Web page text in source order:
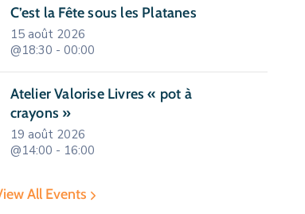
C’est la Fête sous les Platanes
15 août 2026
@18:30 - 00:00
Atelier Valorise Livres « pot à
crayons »
19 août 2026
@14:00 - 16:00
All Events